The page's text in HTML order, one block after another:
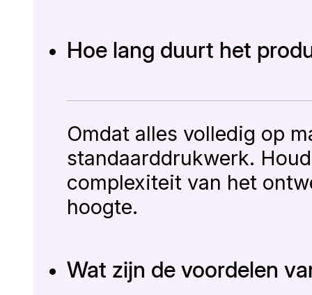
Hoe lang duurt het
Omdat alles volledig op
standaarddrukwerk.
complexiteit van het
hoogte.
Wat zijn de voordelen